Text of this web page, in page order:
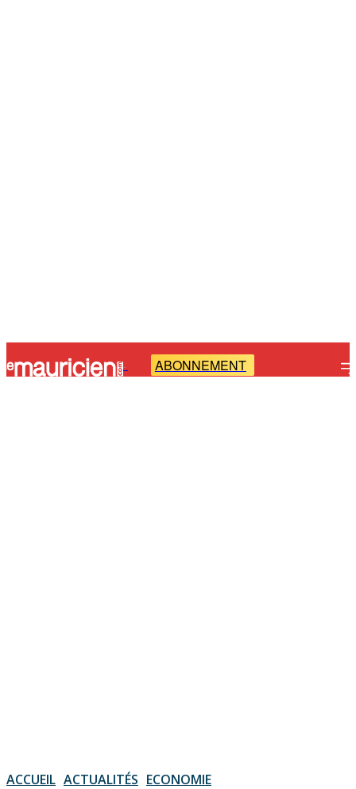
- ABONNEMENT
ACCUEIL ACTUALITÉS ECONOMIE